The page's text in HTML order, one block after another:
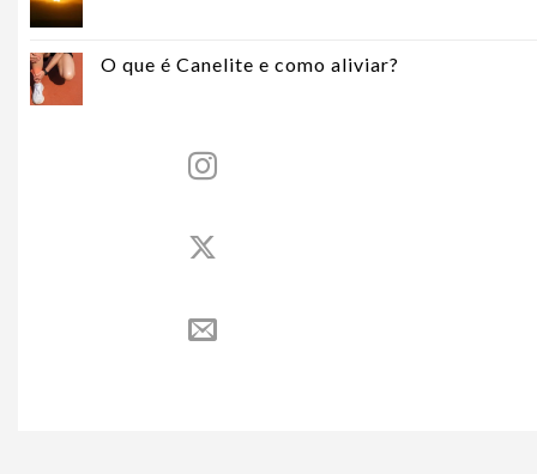
O que é Canelite e como aliviar?